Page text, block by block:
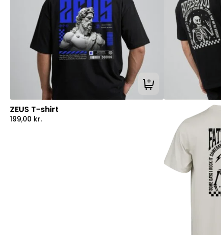
Tilføj til kurv
ZEUS T-shirt
199,00 kr.